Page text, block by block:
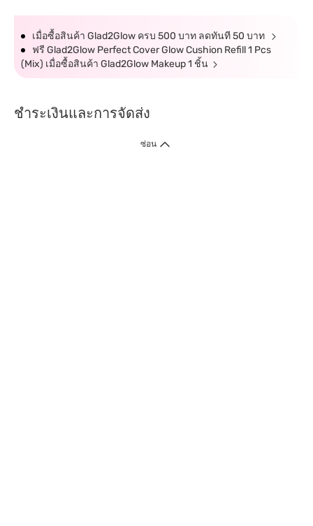
เมื่อซื้อสินค้า Glad2Glow ครบ 500 บาท ลดทันที 50 บาท
ฟรี Glad2Glow Perfect Cover Glow Cushion Refill 1 Pcs
(Mix) เมื่อซื้อสินค้า Glad2Glow Makeup 1 ชิ้น
ชำระเงินและการจัดส่ง
ซ่อน